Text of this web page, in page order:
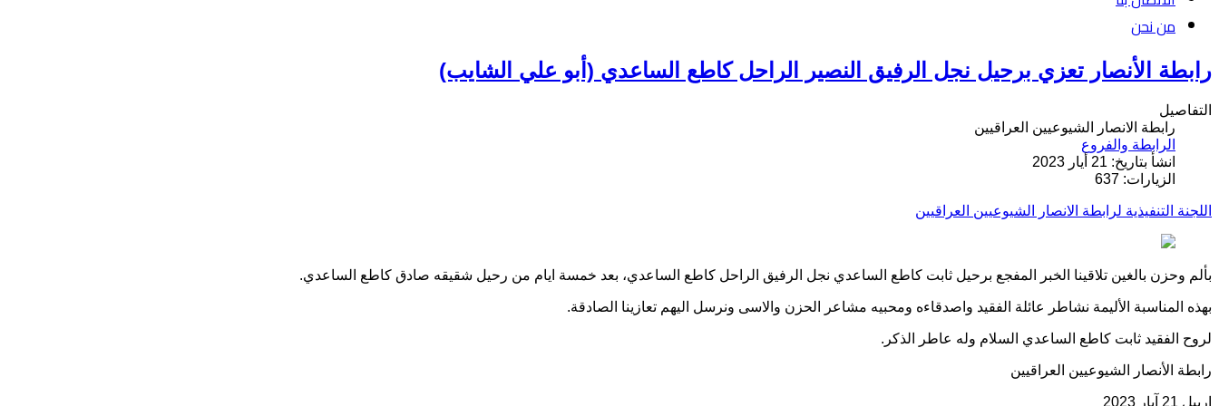
من نحن
رابطة الأنصار تعزي برحيل نجل الرفيق النصير الراحل كاطع الساعدي (أبو علي الشايب)
التفاصيل
رابطة الانصار الشيوعيين العراقيين
الرابطة والفروع
انشأ بتاريخ: 21 أيار 2023
الزيارات: 637
اللجنة التنفيذية لرابطة الانصار الشيوعيين العراقيين
بألم وحزن بالغين تلاقينا الخبر المفجع برحيل ثابت كاطع الساعدي نجل الرفيق الراحل كاطع الساعدي، بعد خمسة ايام من رحيل شقيقه صادق كاطع الساعدي.
بهذه المناسبة الأليمة نشاطر عائلة الفقيد واصدقاءه ومحبيه مشاعر الحزن والاسى ونرسل اليهم تعازينا الصادقة.
لروح الفقيد ثابت كاطع الساعدي السلام وله عاطر الذكر .
رابطة الأنصار الشيوعيين العراقيين
اربيل آيار